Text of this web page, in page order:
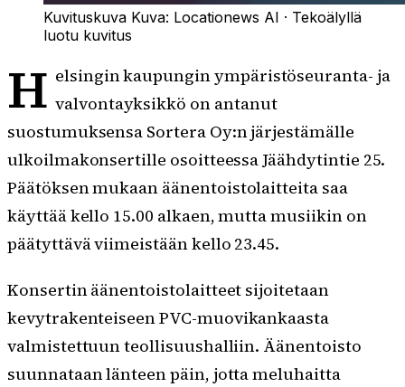
Kuvituskuva Kuva: Locationews AI · Tekoälyllä
luotu kuvitus
H elsingin kaupungin ympäristöseuranta- ja
valvontayksikkö on antanut
suostumuksensa Sortera Oy:n järjestämälle
ulkoilmakonsertille osoitteessa Jäähdytintie 25.
Päätöksen mukaan äänentoistolaitteita saa
käyttää kello 15.00 alkaen, mutta musiikin on
päätyttävä viimeistään kello 23.45.
Konsertin äänentoistolaitteet sijoitetaan
kevytrakenteiseen PVC-muovikankaasta
valmistettuun teollisuushalliin. Äänentoisto
suunnataan länteen päin, jotta meluhaitta